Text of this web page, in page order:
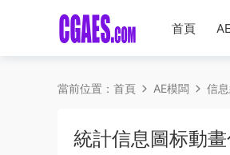
首頁
當前位置： 首頁 AE模闆 信
統計信息圖标動